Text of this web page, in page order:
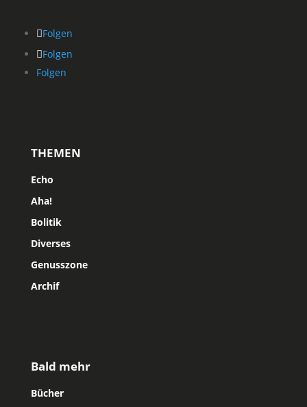
Folgen
Folgen
Folgen
THEMEN
Echo
Aha!
Bolitik
Diverses
Genusszone
Archif
Bald mehr
Bücher